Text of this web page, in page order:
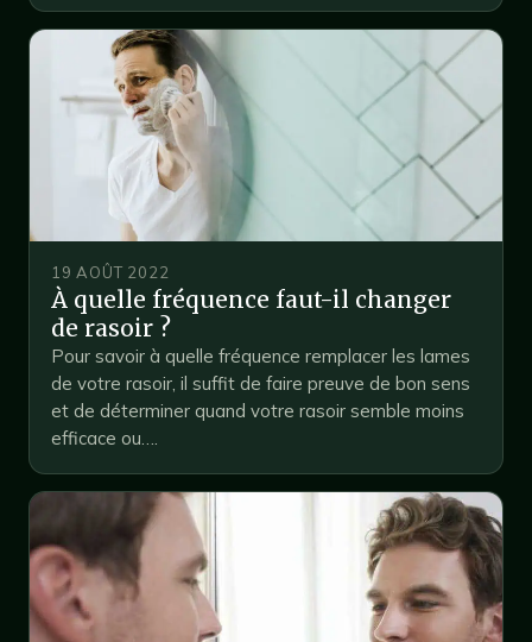
19 AOÛT 2022
À quelle fréquence faut-il changer
de rasoir ?
Pour savoir à quelle fréquence remplacer les lames
de votre rasoir, il suffit de faire preuve de bon sens
et de déterminer quand votre rasoir semble moins
efficace ou….